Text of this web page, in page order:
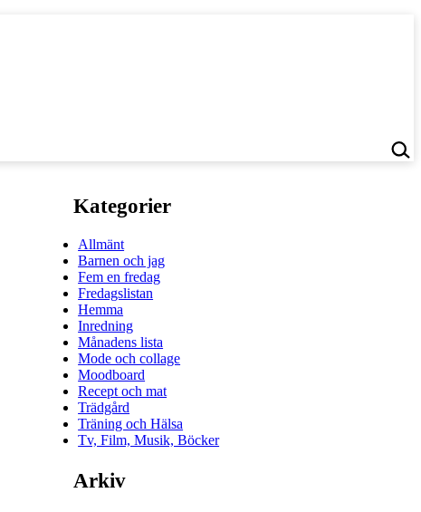
Kategorier
Allmänt
Barnen och jag
Fem en fredag
Fredagslistan
Hemma
Inredning
Månadens lista
Mode och collage
Moodboard
Recept och mat
Trädgård
Träning och Hälsa
Tv, Film, Musik, Böcker
Arkiv